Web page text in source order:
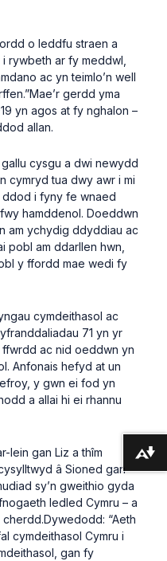
o leddfu straen a
rywbeth ar fy meddwl,
ac yn teimlo’n well
gerdd yma
yn agos at fy nghalon –
allan.
cysgu a dwi newydd
cymryd tua dwy awr i mi
ddod i fyny fe wnaed
hamddenol. Doeddwn
am ychydig ddyddiau ac
pobl am ddarllen hwn,
y ffordd mae wedi fy
cymdeithasol ac
71 yn yr
ac nid oeddwn yn
Anfonais hefyd at un
y gwn ei fod yn
a allai hi ei rhannu
lein gan Liz a thîm
â Sioned gan
sy’n gweithio gyda
ledled Cymru – a
“Aeth
cymdeithasol Cymru i
gan fy
Lawrlwytho fformatau amgen ...